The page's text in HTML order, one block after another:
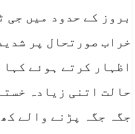
بروز کے حدود میں جی
خراب صورتحال پر
اظہار کرتے ہوئے
حالت اتنی زیادہ
جگہ جگہ پڑنے والے